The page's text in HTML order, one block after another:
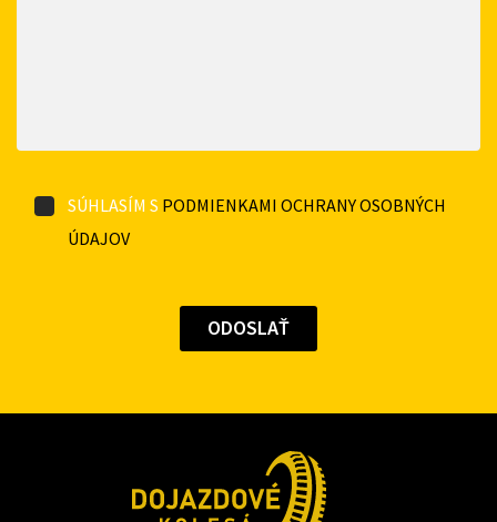
SÚHLASÍM S PODMIENKAMI OCHRANY OSOBNÝCH
ÚDAJOV